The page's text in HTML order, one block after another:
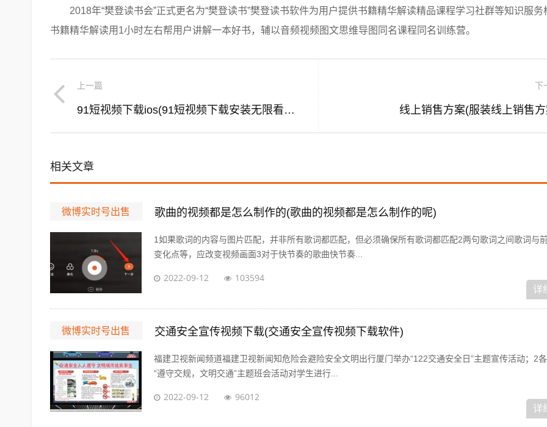
2018年“樊登读书会”正式更名为“樊登读书”樊登读书软件为用户提供书籍精华解读精品课程学习社群等知识服务
书籍精华解读用1小时左右帮用户讲解一本好书，辅以音频视频图文思维导图同名课程同名训练营。
上一篇
91短视频下载ios(91短视频下载安装无限看丝瓜ios苏州晶体苹果)
下
线上销售方案(服装线上销售
相关文章
微博实时号出售 歌曲的视频都是怎么制作的(歌曲的视频都是怎么制作的呢)
1如果歌词的内容与图片匹配，并非所有歌词都匹配，但必须确保所有歌词都匹配2两句歌词之间歌词与
变化点等，应改变视频画面3对于快节奏的歌曲快节奏...
2022-09-12 103594
详
微博实时号出售 交通安全宣传视频下载(交通安全宣传视频下载软件)
福建卫视新闻频道福建卫视新闻知危险会避险安全文明出行厦门举办“122交通安全日”主题宣传活动；2
“遵守交规，文明交通”主题班会活动对学生进行...
2022-09-12 96012
详